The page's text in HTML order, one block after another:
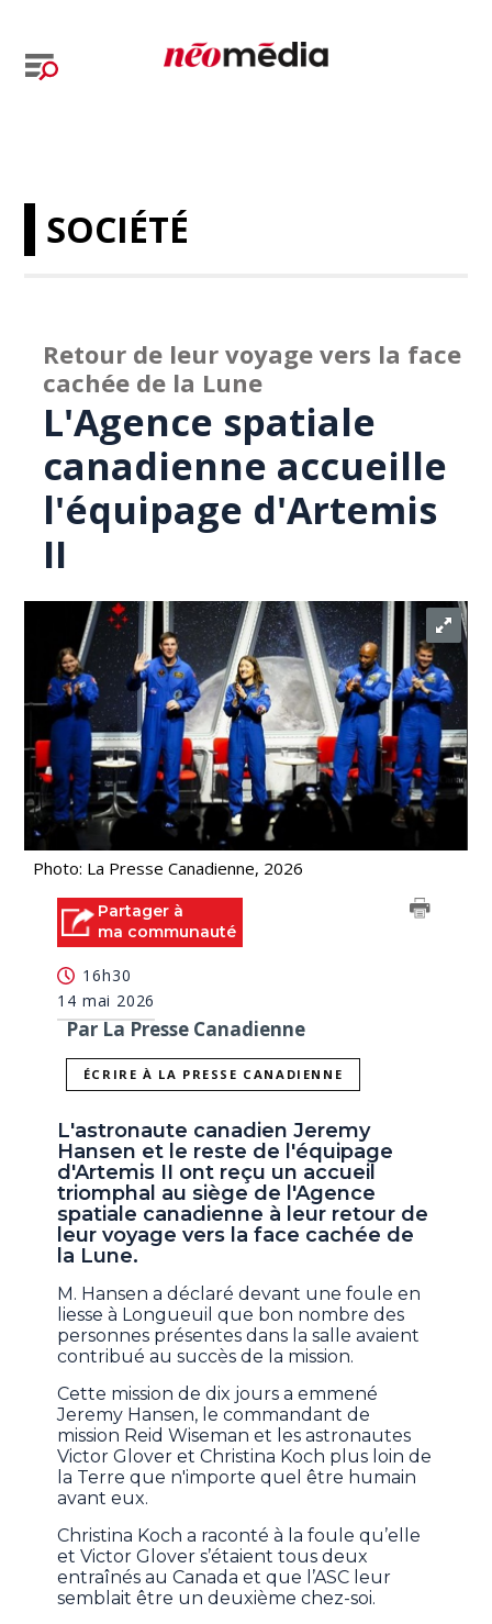
SOCIÉTÉ
Retour de leur voyage vers la face
cachée de la Lune
L'Agence spatiale
canadienne accueille
l'équipage d'Artemis
II
Photo: La Presse Canadienne, 2026
Partager à
ma communauté
16h30
14 mai 2026
Par La Presse Canadienne
ÉCRIRE À LA PRESSE CANADIENNE
L'astronaute canadien Jeremy
Hansen et le reste de l'équipage
d'Artemis II ont reçu un accueil
triomphal au siège de l'Agence
spatiale canadienne à leur retour de
leur voyage vers la face cachée de
la Lune.
M. Hansen a déclaré devant une foule en
liesse à Longueuil que bon nombre des
personnes présentes dans la salle avaient
contribué au succès de la mission.
Cette mission de dix jours a emmené
Jeremy Hansen, le commandant de
mission Reid Wiseman et les astronautes
Victor Glover et Christina Koch plus loin de
la Terre que n'importe quel être humain
avant eux.
Christina Koch a raconté à la foule qu’elle
et Victor Glover s’étaient tous deux
entraînés au Canada et que l’ASC leur
semblait être un deuxième chez-soi.